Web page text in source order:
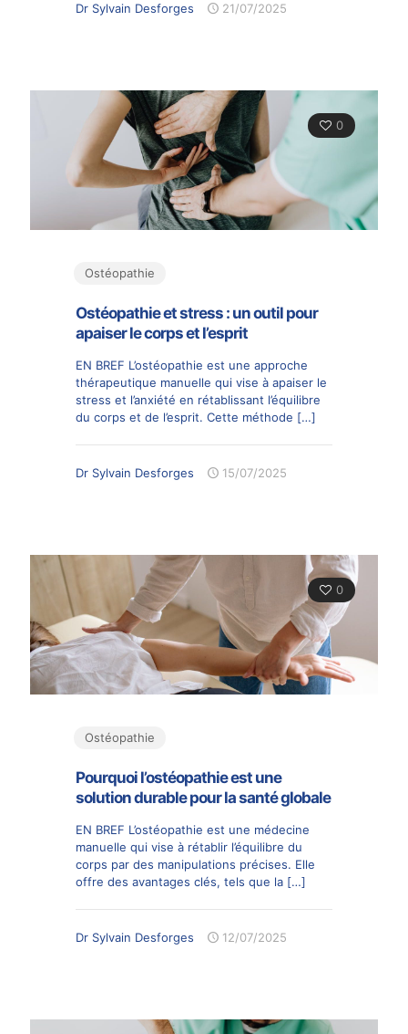
Dr Sylvain Desforges 21/07/2025
0
Ostéopathie
Ostéopathie et stress : un outil pour
apaiser le corps et l’esprit
EN BREF L’ostéopathie est une approche
thérapeutique manuelle qui vise à apaiser le
stress et l’anxiété en rétablissant l’équilibre
du corps et de l’esprit. Cette méthode […]
Dr Sylvain Desforges 15/07/2025
0
Ostéopathie
Pourquoi l’ostéopathie est une
solution durable pour la santé globale
EN BREF L’ostéopathie est une médecine
manuelle qui vise à rétablir l’équilibre du
corps par des manipulations précises. Elle
offre des avantages clés, tels que la […]
Dr Sylvain Desforges 12/07/2025